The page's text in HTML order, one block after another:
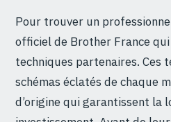
Pour trouver un
officiel de Brother France
techniques partenaires. Ces
schémas éclatés de chaque
d’origine qui garantissent la